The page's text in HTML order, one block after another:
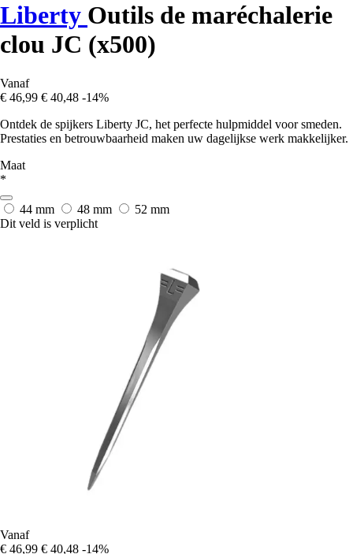
Liberty Outils de maréchalerie
clou JC (x500)
Vanaf
€ 46,99 € 40,48 -14%
Ontdek de spijkers Liberty JC, het perfecte hulpmiddel voor smeden.
Prestaties en betrouwbaarheid maken uw dagelijkse werk makkelijker.
Maat
*
44 mm 48 mm
52 mm
Dit veld is verplicht
Vanaf
€ 46,99 € 40,48 -14%